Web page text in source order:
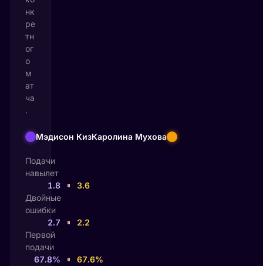
нк
ре
тн
ог
о
м
ат
ча
.
Мэдисон КизКаролина Мухова
Подачи
навылет
1.8
3.6
Двойные
ошибки
2.7
2.2
Первой
подачи
67.8%
67.6%